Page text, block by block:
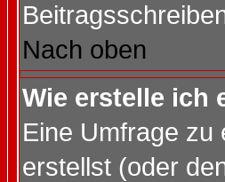
Nach oben
Wie erstelle ich
Eine Umfrage zu
erstellst (oder